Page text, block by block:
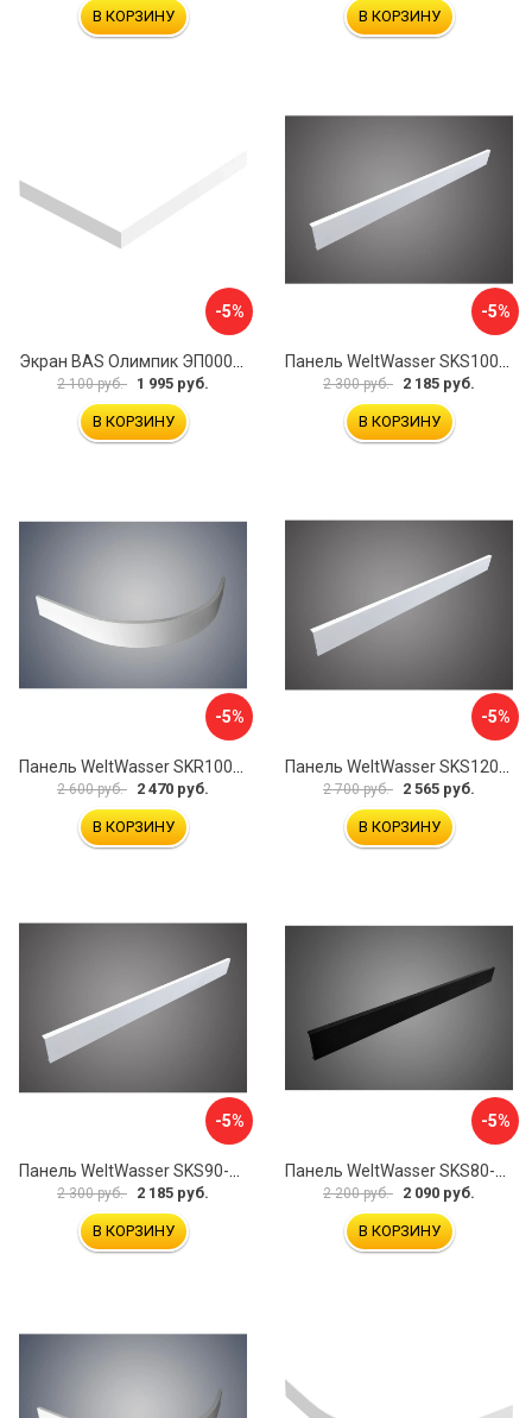
В КОРЗИНУ В КОРЗИНУ
-5%
2 100 руб. 1 995 руб.
В КОРЗИНУ
-5%
2 300 руб. 2 185 руб.
В КОРЗИНУ
-5%
2 600 руб. 2 470 руб.
В КОРЗИНУ
-5%
2 700 руб. 2 565 руб.
В КОРЗИНУ
-5%
Панель WeltWasser SKS90-WT 10000004395
2 300 руб. 2 185 руб.
В КОРЗИНУ
-5%
Панель WeltWasser SKS80-BL 10000004423
2 200 руб. 2 090 руб.
В КОРЗИНУ